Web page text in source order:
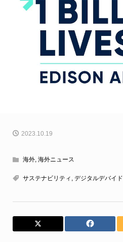
2023.10.19
海外, 海外ニュース
サステナビリティ , デジタルデバイド